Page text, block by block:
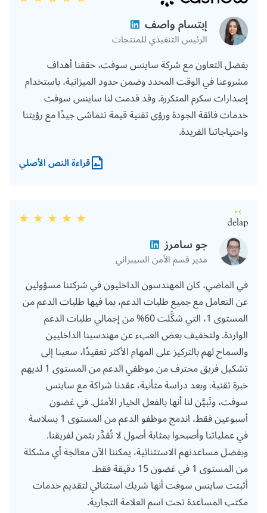
إبتسام واصف
الرئيس التنفيذي للمنتجات
بفضل التعاون مع شركة ساينس سوفت، حققنا أهداف
مشروعنا في الوقت المحدد وضمن حدود الميزانية، باستخدام
إصدارات سكرم المتكررة. وقد قدمت لنا ساينس سوفت
خدمات فائقة الجودة ورؤى تقنية قيمة تتماشى جيدًا مع رؤيتنا
واحتياجاتنا الفريدة.
قراءة النص الأصلي
جو سامرز
مدير قسم الأمن السيبراني
في الماضي، كان المهندسون الداخليون في شركتنا مسؤولين
عن التعامل مع جميع طلبات الدعم، بما فيها طلبات الدعم من
المستوى 1، التي شكَّلت 60% من إجمالي طلبات الدعم
الواردة. ولتخفيف بعض العبء عن مهندسينا الداخليين
والسماح لهم بالتركيز على المهام الأكثر تعقيدًا، سعينا إلى
تشكيل فريق محترف من موظفي الدعم من المستوى 1 لديهم
خبرة تقنية. وبعد دراسة متأنية، عقدنا شراكة مع ساينس
سوفت، وتَبيَّن لنا أنها بالفعل الخيار الأمثل. في غضون
أسبوعين فقط، اندمج موظفو الدعم من المستوى 1 بسلاسة
في عملياتنا وأصبحوا بمثابة أصول لا تُقدَّر بثمن لفريقنا.
وبفضل مساعدتهم الاستثنائية، يمكننا الآن معالجة أي مشكلة
من المستوى 1 في غضون 15 دقيقة فقط.
أثبتت ساينس سوفت أنها شريك استثنائي لتقديم خدمات
مكتب المساعدة تحت اسم العلامة التجارية.